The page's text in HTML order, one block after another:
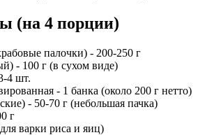
(на 4 порции)
палочки) - 200-250 г
- 100 г (в сухом виде)
4 шт.
- 1 банка (около 200 г нетто)
- 50-70 г (небольшая пачка)
г
варки риса и яиц)